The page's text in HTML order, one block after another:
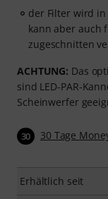
der Filter wird in
kann aber auch
zugeschnitten
ACHTUNG: Das
sind LED-PAR-
Scheinwerfer
30 30 Tage
Erhältlich seit